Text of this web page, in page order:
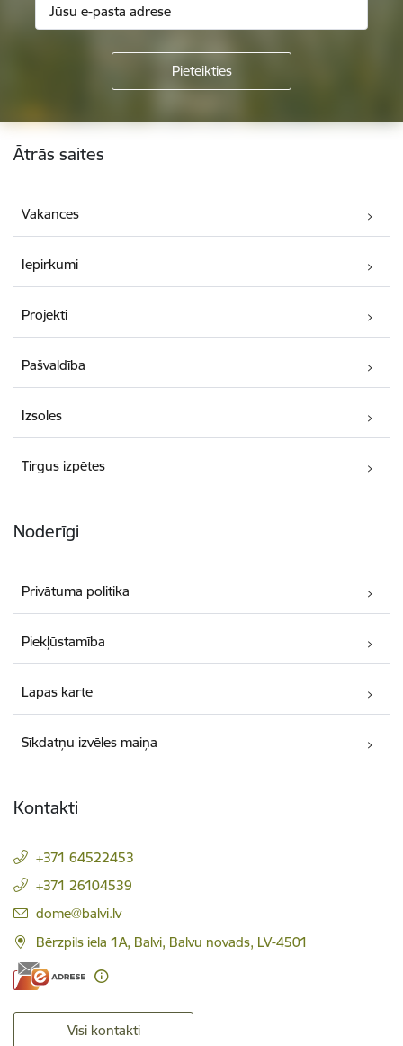
Kājene
Ātrās saites
Vakances
Iepirkumi
Projekti
Pašvaldība
Izsoles
Tirgus izpētes
Noderīgi
Privātuma politika
Piekļūstamība
Lapas karte
Sīkdatņu izvēles maiņa
Kontakti
+371 64522453
+371 26104539
E-pasts:
dome@balvi.lv
Bērzpils iela 1A, Balvi, Balvu novads, LV-4501
Visi kontakti